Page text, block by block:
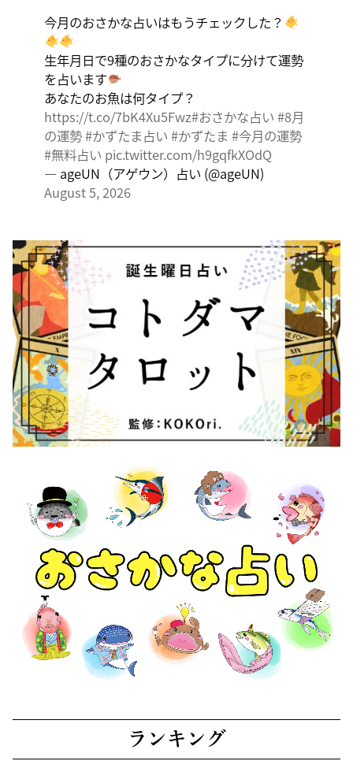
です。今月のおさかな占いはもうチェックした？
生年月日で9種のおさかなタイプに分けて運勢
を占います
あなたのお魚は何タイプ？
https://t.co/7bK4Xu5Fwz#おさかな占い #8月
の運勢#かずたま占い #かずたま #今月の運勢
#無料占い pic.twitter.com/h9gqfkXOdQ
— ageUN（アゲウン）占い (@ageUN)
August 5, 2026
ランキング